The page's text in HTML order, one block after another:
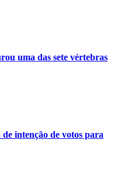
uma das sete vértebras
intenção de votos para